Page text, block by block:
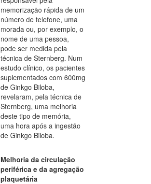
memorização rápida de um
número de telefone, uma
morada ou, por exemplo, o
nome de uma pessoa,
pode ser medida pela
técnica de Sternberg. Num
estudo clínico, os pacientes
suplementados com 600mg
de Ginkgo Biloba,
revelaram, pela técnica de
Sternberg, uma melhoria
deste tipo de memória,
uma hora após a ingestão
de Ginkgo Biloba.
Melhoria da circulação
periférica e da agregação
plaquetária